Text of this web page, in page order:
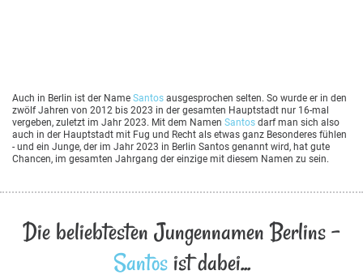
Auch in Berlin ist der Name Santos ausgesprochen selten. So wurde er in den
zwölf Jahren von 2012 bis 2023 in der gesamten Hauptstadt nur 16-mal
vergeben, zuletzt im Jahr 2023. Mit dem Namen Santos darf man sich also
auch in der Hauptstadt mit Fug und Recht als etwas ganz Besonderes fühlen
- und ein Junge, der im Jahr 2023 in Berlin Santos genannt wird, hat gute
Chancen, im gesamten Jahrgang der einzige mit diesem Namen zu sein.
Die beliebtesten Jungennamen Berlins -
Santosist dabei...